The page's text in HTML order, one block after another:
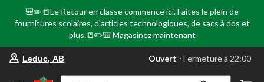
🎒✏️📒Le Retour en classe commence ici. Faites le plein de
fournitures scolaires, d'articles technologiques, de sacs à dos et
plus.📒✏️🎒 Magasinez maintenant
votre
préféré
Leduc, AB Ouvert ⋅ Fermeture à 22:00